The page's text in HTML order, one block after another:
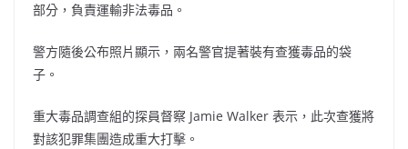
部分，負責運輸非法毒品。
警方隨後公布照片顯示，兩名警官提著裝有查獲毒品的袋
子。
重大毒品調查組的探員督察 Jamie Walker 表示，此次查獲將
對該犯罪集團造成重大打擊。